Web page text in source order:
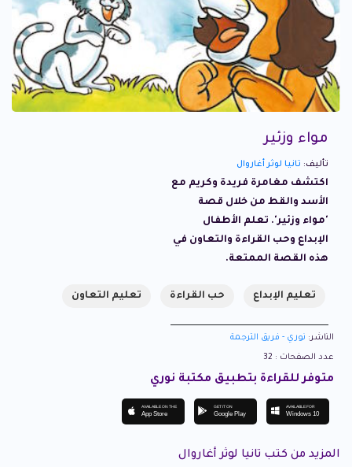
مواء وزئير
تأليف: تانيا لوثر أغاروال
اكتشف مغامرة فريدة وكريم مع
الأسد والقط من خلال قصة
'مواء وزئير'. تعلم الأطفال
الإبداع وحب القراءة والتعاون في
هذه القصة الممتعة.
تعليم الإبداع حب القراءة تعليم التعاون
الناشر: نوري - فريق الترجمة
عدد الصفحات : 32
متوفر للقراءة بتطبيق مكتبة نوري
AVAILABLE ON THE
App Store
GET IT ON
Google Play
AVAILABLE FOR
Windows 10
المزيد من كتب تانيا لوثر أغاروال